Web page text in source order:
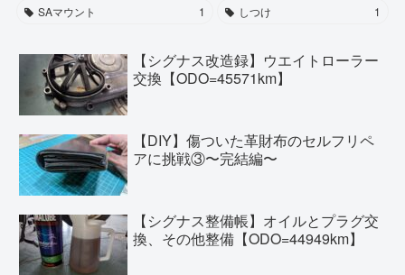
SAマウント
1 しつけ 1
【シグナス改造録】ウエイトローラー
交換【ODO=45571km】
【DIY】傷ついた革財布のセルフリペ
アに挑戦③〜完結編〜
【シグナス整備帳】オイルとプラグ交
換、その他整備【ODO=44949km】